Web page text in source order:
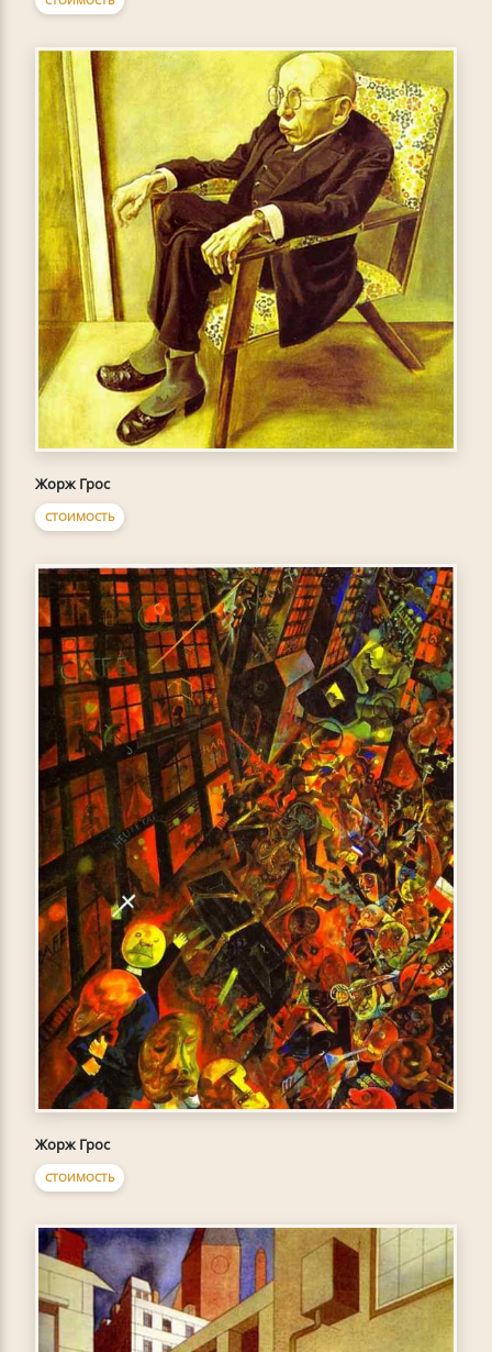
Жорж Грос
СТОИМОСТЬ
Жорж Грос
СТОИМОСТЬ